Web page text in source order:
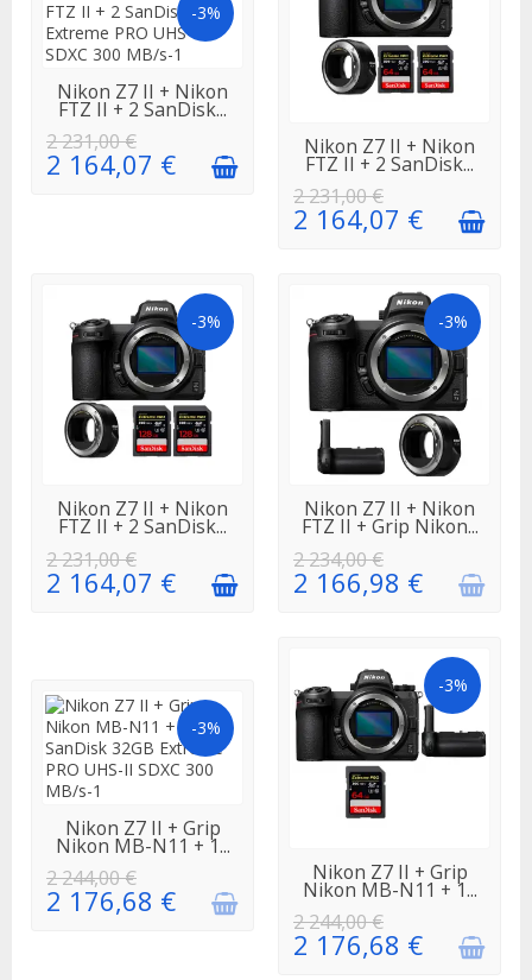
-3%
EN STOCK
Nikon Z7 II + Nikon
FTZ II + 2 SanDisk...
2 231,00 €
2 164,07 €
EN STOCK
Nikon Z7 II + Nikon
FTZ II + 2 SanDisk...
2 231,00 €
2 164,07 €
-3%
EN STOCK
Nikon Z7 II + Nikon
FTZ II + 2 SanDisk...
2 231,00 €
2 164,07 €
-3%
EN
RÉAPPROVISIONNEMENT
Nikon Z7 II + Nikon
FTZ II + Grip Nikon...
2 234,00 €
2 166,98 €
-3%
EN
RÉAPPROVISIONNEMENT
Nikon Z7 II + Grip
Nikon MB-N11 + 1...
2 244,00 €
2 176,68 €
-3%
EN
RÉAPPROVISIONNEMENT
Nikon Z7 II + Grip
Nikon MB-N11 + 1...
2 244,00 €
2 176,68 €